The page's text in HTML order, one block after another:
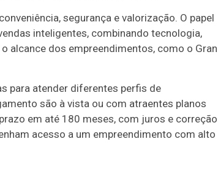
segurança e valorização. O papel
inteligentes, combinando tecnologia,
alcance dos empreendimentos, como o Gran
para atender diferentes perfis de
são à vista ou com atraentes planos
em até 180 meses, com juros e correção
acesso a um empreendimento com alto